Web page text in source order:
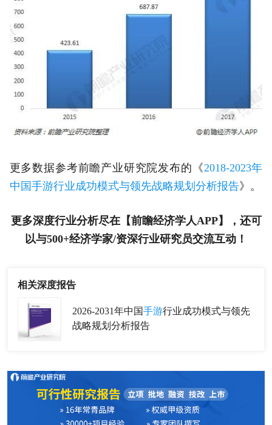
更多数据参考前瞻产业研究院发布的《2018-2023年
中国手游行业成功模式与领先战略规划分析报告》。
更多深度行业分析尽在【前瞻经济学人APP】，还可
以与500+经济学家/资深行业研究员交流互动！
相关深度报告
2026-2031年中国手游行业成功模式与领先
战略规划分析报告